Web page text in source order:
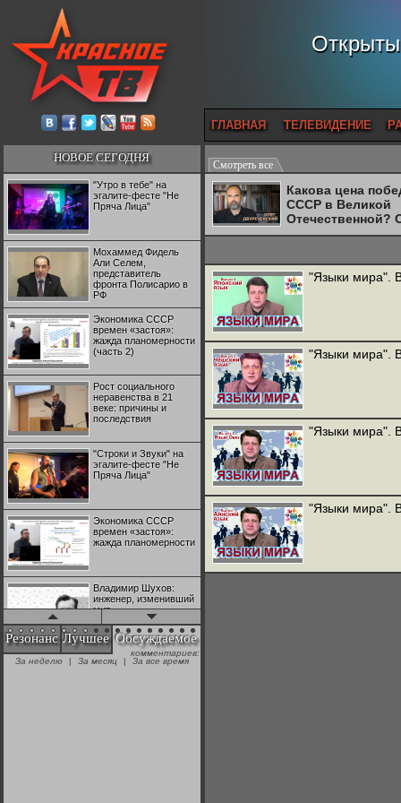
ГЛАВНАЯ ТЕЛЕВИДЕНИЕ
НОВОЕ СЕГОДНЯ
"Утро в тебе" на
эгалите-фесте "Не
Пряча Лица"
Мохаммед Фидель
Али Селем,
представитель
фронта Полисарио в
РФ
Экономика СССР
времен «застоя»:
жажда планомерности
(часть 2)
Рост социального
неравенства в 21
веке: причины и
последствия
"Строки и Звуки" на
эгалите-фесте "Не
Пряча Лица"
Экономика СССР
времен «застоя»:
жажда планомерности
Владимир Шухов:
инженер, изменивший
мир
"Аркадий Коц" на
эгалите-фесте "Не
Резонанс Лучшее Обсуждаемое
комментариев:
За неделю
| За месяц | За все время
Смотреть все
Какова цена
СССР в Великой
Отечественной?
Двуреченский о
"Языки мира".
"Языки мира".
"Языки мира".
"Языки мира".